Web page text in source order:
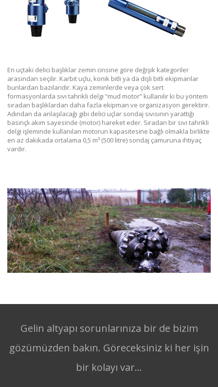
En uçtaki delici başlıklar zemin cinsine göre değişik kategoriler
arasından seçilir. Karbit uçlu, konik bitli ya da dişli bitli ekipmanlar
bunlardan bazılarıdır. Kaya zeminlerde veya çok sert
formasyonlarda sıvı tahrikli delgi “mud motor” kullanılır ki bu yöntem
sıradan başlıklardan daha fazla ekipman ve organizasyon gerektirir.
Adından da anlaşılacağı gibi delici uçlar sondaj sıvısının yarattığı
basınçlı akım sayesinde (motor) hareket eder. Sıradan bir sıvı tahrikli
delgi işleminde kullanılan motorun kapasitesine bağlı olmakla birlikte
en az dakikada ortalama 0,5 m³ (500 litre) sondaj çamuruna ihtiyaç
vardır.
Gelin altyapı sorunlarınıza bir de bizim
gözümüzden bakın. Göreceksiniz ki her işin
bir kolayı var...